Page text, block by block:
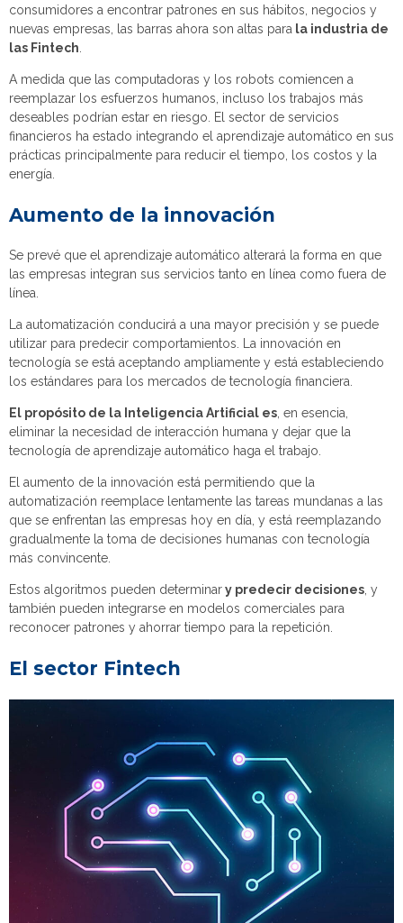
consumidores a encontrar patrones en sus hábitos, negocios y
nuevas empresas, las barras ahora son altas para la industria de
las Fintech.
A medida que las computadoras y los robots comiencen a
reemplazar los esfuerzos humanos, incluso los trabajos más
deseables podrían estar en riesgo. El sector de servicios
financieros ha estado integrando el aprendizaje automático en sus
prácticas principalmente para reducir el tiempo, los costos y la
energía.
Aumento de la innovación
Se prevé que el aprendizaje automático alterará la forma en que
las empresas integran sus servicios tanto en línea como fuera de
línea.
La automatización conducirá a una mayor precisión y se puede
utilizar para predecir comportamientos. La innovación en
tecnología se está aceptando ampliamente y está estableciendo
los estándares para los mercados de tecnología financiera.
El propósito de la Inteligencia Artificial es, en esencia,
eliminar la necesidad de interacción humana y dejar que la
tecnología de aprendizaje automático haga el trabajo.
El aumento de la innovación está permitiendo que la
automatización reemplace lentamente las tareas mundanas a las
que se enfrentan las empresas hoy en día, y está reemplazando
gradualmente la toma de decisiones humanas con tecnología
más convincente.
Estos algoritmos pueden determinary predecir decisiones, y
también pueden integrarse en modelos comerciales para
reconocer patrones y ahorrar tiempo para la repetición.
El sector Fintech